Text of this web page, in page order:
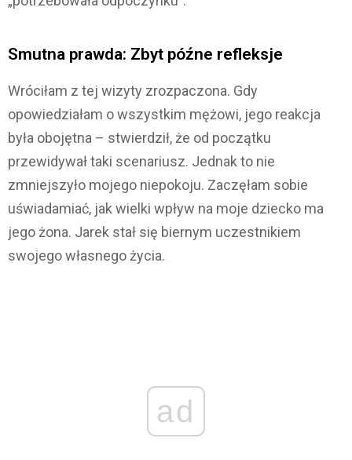
Smutna prawda: Zbyt późne refleksje
Wróciłam z tej wizyty zrozpaczona. Gdy
opowiedziałam o wszystkim mężowi, jego reakcja
była obojętna – stwierdził, że od początku
przewidywał taki scenariusz. Jednak to nie
zmniejszyło mojego niepokoju. Zaczęłam sobie
uświadamiać, jak wielki wpływ na moje dziecko ma
jego żona. Jarek stał się biernym uczestnikiem
swojego własnego życia.
ad